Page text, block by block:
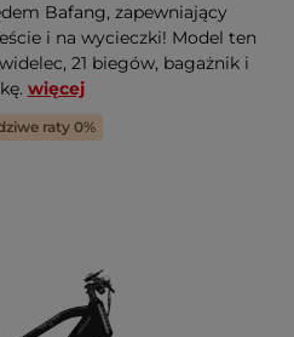
Bafang, zapewniający
i na wycieczki! Model ten
21 biegów, bagażnik i
więcej
raty 0%